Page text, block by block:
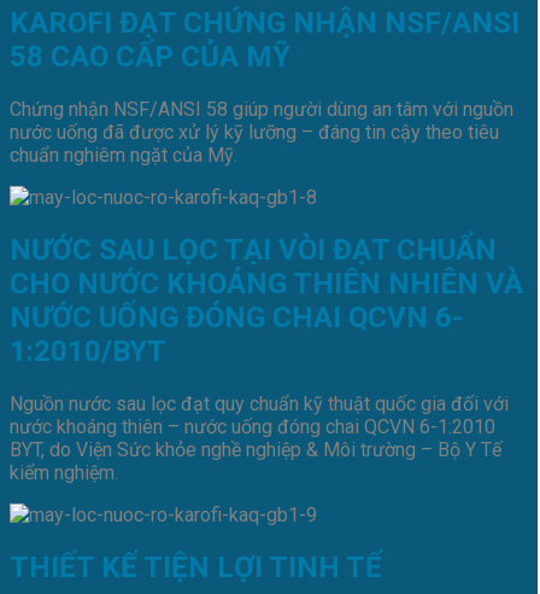
KAROFI ĐẠT CHỨNG NHẬN NSF/ANSI
58 CAO CẤP CỦA MỸ
Chứng nhận NSF/ANSI 58 giúp người dùng an tâm với nguồn
nước uống đã được xử lý kỹ lưỡng – đáng tin cậy theo tiêu
chuẩn nghiêm ngặt của Mỹ.
NƯỚC SAU LỌC TẠI VÒI ĐẠT CHUẨN
CHO NƯỚC KHOÁNG THIÊN NHIÊN VÀ
NƯỚC UỐNG ĐÓNG CHAI QCVN 6-
1:2010/BYT
Nguồn nước sau lọc đạt quy chuẩn kỹ thuật quốc gia đối với
nước khoáng thiên – nước uống đóng chai QCVN 6-1:2010
BYT, do Viện Sức khỏe nghề nghiệp & Môi trường – Bộ Y Tế
kiểm nghiệm.
THIẾT KẾ TIỆN LỢI TINH TẾ